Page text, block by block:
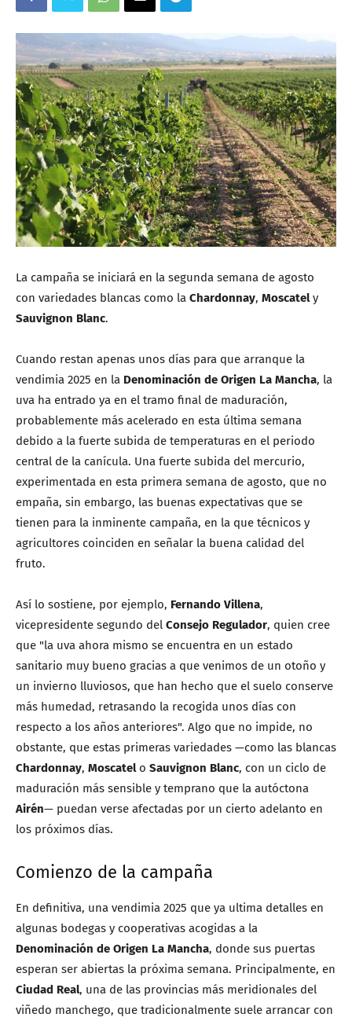
La campaña se iniciará en la segunda semana de agosto
con variedades blancas como la Chardonnay, Moscately
Sauvignon Blanc.
Cuando restan apenas unos días para que arranque la
vendimia 2025 en la Denominación de Origen La Mancha, la
uva ha entrado ya en el tramo final de maduración,
probablemente más acelerado en esta última semana
debido a la fuerte subida de temperaturas en el periodo
central de la canícula. Una fuerte subida del mercurio,
experimentada en esta primera semana de agosto, que no
empaña, sin embargo, las buenas expectativas que se
tienen para la inminente campaña, en la que técnicos y
agricultores coinciden en señalar la buena calidad del
fruto.
Así lo sostiene, por ejemplo, Fernando Villena,
vicepresidente segundo del Consejo Regulador, quien cree
que "la uva ahora mismo se encuentra en un estado
sanitario muy bueno gracias a que venimos de un otoño y
un invierno lluviosos, que han hecho que el suelo conserve
más humedad, retrasando la recogida unos días con
respecto a los años anteriores". Algo que no impide, no
obstante, que estas primeras variedades —como las blancas
Chardonnay, Moscatelo Sauvignon Blanc, con un ciclo de
maduración más sensible y temprano que la autóctona
Airén— puedan verse afectadas por un cierto adelanto en
los próximos días.
Comienzo de la campaña
En definitiva, una vendimia 2025 que ya ultima detalles en
algunas bodegas y cooperativas acogidas a la
Denominación de Origen La Mancha, donde sus puertas
esperan ser abiertas la próxima semana. Principalmente, en
Ciudad Real, una de las provincias más meridionales del
viñedo manchego, que tradicionalmente suele arrancar con